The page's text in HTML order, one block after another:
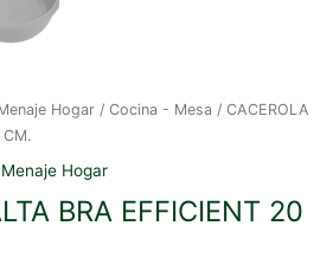
Hogar / Cocina - Mesa / CACEROLA
Menaje Hogar
BRA EFFICIENT 20